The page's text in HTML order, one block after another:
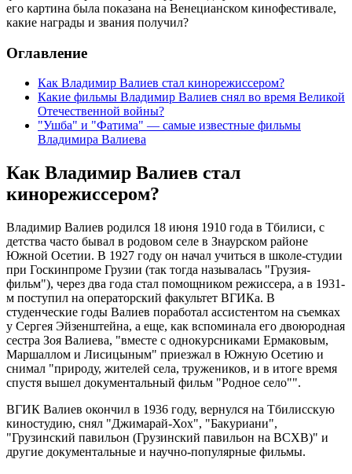
его картина была показана на Венецианском кинофестивале,
какие награды и звания получил?
Оглавление
Как Владимир Валиев стал кинорежиссером?
Какие фильмы Владимир Валиев снял во время Великой
Отечественной войны?
"Ушба" и "Фатима" — самые известные фильмы
Владимира Валиева
Как Владимир Валиев стал
кинорежиссером?
Владимир Валиев родился 18 июня 1910 года в Тбилиси, с
детства часто бывал в родовом селе в Знаурском районе
Южной Осетии. В 1927 году он начал учиться в школе-студии
при Госкинпроме Грузии (так тогда называлась "Грузия-
фильм"), через два года стал помощником режиссера, а в 1931-
м поступил на операторский факультет ВГИКа. В
студенческие годы Валиев поработал ассистентом на съемках
у Сергея Эйзенштейна, а еще, как вспоминала его двоюродная
сестра Зоя Валиева, "вместе с однокурсниками Ермаковым,
Маршаллом и Лисицыным" приезжал в Южную Осетию и
снимал "природу, жителей села, тружеников, и в итоге время
спустя вышел документальный фильм "Родное село"".
ВГИК Валиев окончил в 1936 году, вернулся на Тбилисскую
киностудию, снял "Джимарай-Хох", "Бакуриани",
"Грузинский павильон (Грузинский павильон на ВСХВ)" и
другие документальные и научно-популярные фильмы.